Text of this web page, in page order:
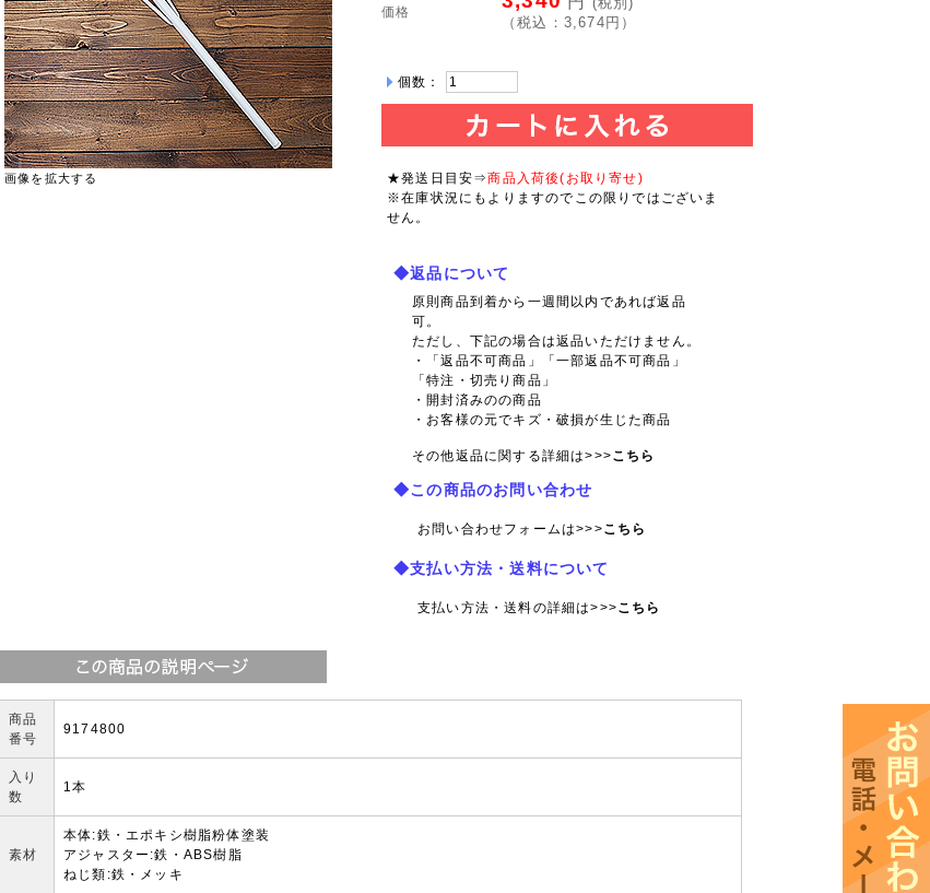
画像を拡大する
価格
（税込： 3,674 円）
個数：
★発送日目安⇒商品入荷後(お取り寄せ)
※在庫状況にもよりますのでこの限りではございま
せん。
◆返品について
原則商品到着から一週間以内であれば返品
可。
ただし、下記の場合は返品いただけません。
・「返品不可商品」「一部返品不可商品」
「特注・切売り商品」
・開封済みのの商品
・お客様の元でキズ・破損が生じた商品
その他返品に関する詳細は>>>こちら
◆この商品のお問い合わせ
お問い合わせフォームは>>>こちら
◆支払い方法・送料について
支払い方法・送料の詳細は>>>こちら
商品
番号
9174800
入り
数
1本
素材
本体:鉄・エポキシ樹脂粉体塗装
アジャスター:鉄・ABS樹脂
ねじ類:鉄・メッキ